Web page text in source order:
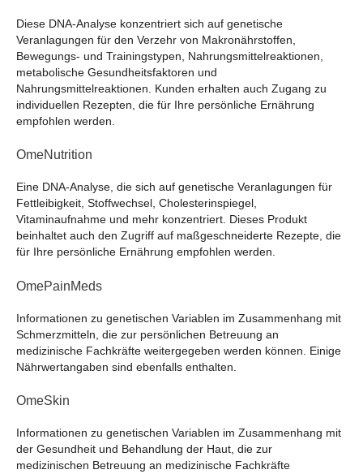
Diese DNA-Analyse konzentriert sich auf genetische
Veranlagungen für den Verzehr von Makronährstoffen,
Bewegungs- und Trainingstypen, Nahrungsmittelreaktionen,
metabolische Gesundheitsfaktoren und
Nahrungsmittelreaktionen. Kunden erhalten auch Zugang zu
individuellen Rezepten, die für Ihre persönliche Ernährung
empfohlen werden.
OmeNutrition
Eine DNA-Analyse, die sich auf genetische Veranlagungen für
Fettleibigkeit, Stoffwechsel, Cholesterinspiegel,
Vitaminaufnahme und mehr konzentriert. Dieses Produkt
beinhaltet auch den Zugriff auf maßgeschneiderte Rezepte, die
für Ihre persönliche Ernährung empfohlen werden.
OmePainMeds
Informationen zu genetischen Variablen im Zusammenhang mit
Schmerzmitteln, die zur persönlichen Betreuung an
medizinische Fachkräfte weitergegeben werden können. Einige
Nährwertangaben sind ebenfalls enthalten.
OmeSkin
Informationen zu genetischen Variablen im Zusammenhang mit
der Gesundheit und Behandlung der Haut, die zur
medizinischen Betreuung an medizinische Fachkräfte